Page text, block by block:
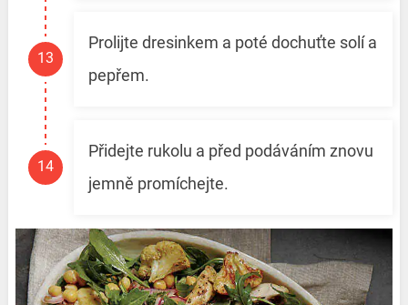
Prolijte dresinkem a poté dochuťte solí a
pepřem.
Přidejte rukolu a před podáváním znovu
jemně promíchejte.